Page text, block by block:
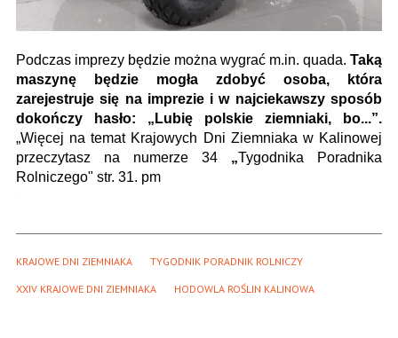
Podczas imprezy będzie można wygrać m.in. quada. Taką
maszynę będzie mogła zdobyć osoba, która
zarejestruje się na imprezie i w najciekawszy sposób
dokończy hasło: „Lubię polskie ziemniaki, bo...”.
„Więcej na temat Krajowych Dni Ziemniaka w Kalinowej
przeczytasz na numerze 34 „Tygodnika Poradnika
Rolniczego" str. 31. pm
KRAJOWE DNI ZIEMNIAKA TYGODNIK PORADNIK ROLNICZY
XXIV KRAJOWE DNI ZIEMNIAKA HODOWLA ROŚLIN KALINOWA